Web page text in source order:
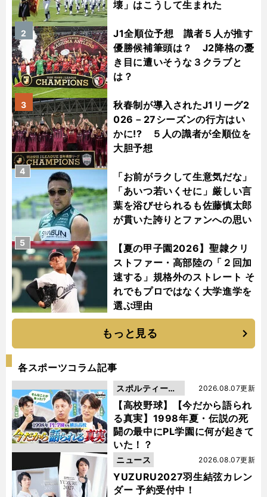
壊」はこうして生まれた
J1全順位予想 識者５人が推す
優勝候補筆頭は？ J2降格の憂
き目に遭いそうな３クラブと
は？
2
秋春制が導入されたJ1リーグ2
026－27シーズンの行方はい
かに!? ５人の識者が全順位を
大胆予想
3
「お前がラクして生意気だな」
「あいつ若いくせに」厳しい言
葉を浴びせられるも佐藤慎太郎
が貫いた誇りとファンへの思い
4
【夏の甲子園2026】聖隷クリ
ストファー・高部陸の「２回加
速する」規格外のストレート そ
れでもプロではなく大学進学を
選ぶ理由
5
もっと見る
各スポーツコラム記事
【高校野球】【今だから語られ
る真実】1998年夏・伝説の死
闘の最中にPL学園に何が起きて
いた！？
2026.08.07更新
スポルティーバ
動画
YUZURU2027羽生結弦カレン
ダー 予約受付中！
2026.08.07更新
ニュース